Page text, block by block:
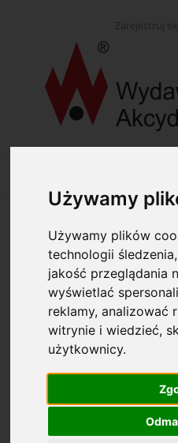
Używamy
Używamy plików
technologii
jakość przeglądania
wyświetlać
reklamy, analizować
witrynie i wiedzieć,
użytkownicy.
Opcje przeglądania
Kategorie: Bibuły
Dostępność: (wybierz)
Cena: (wybierz)
Bibuły, krepina